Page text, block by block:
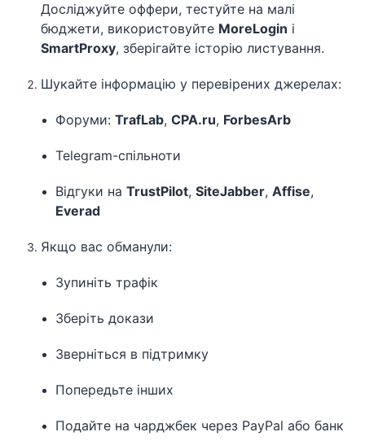
Досліджуйте оффери, тестуйте на малі
бюджети, використовуйте MoreLogin і
SmartProxy, зберігайте історію листування.
Шукайте інформацію у перевірених джерелах:
Форуми: TrafLab, CPA.ru, ForbesArb
Telegram-спільноти
Відгуки на TrustPilot, SiteJabber, Affise,
Everad
Якщо вас обманули:
Зупиніть трафік
Зберіть докази
Зверніться в підтримку
Попередьте інших
Подайте на чарджбек через PayPal або банк